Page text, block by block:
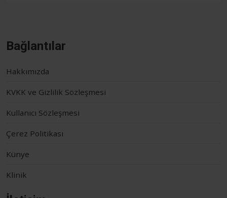
Bağlantılar
Hakkımızda
KVKK ve Gizlilik Sözleşmesi
Kullanıcı Sözleşmesi
Çerez Politikası
Künye
Klinik